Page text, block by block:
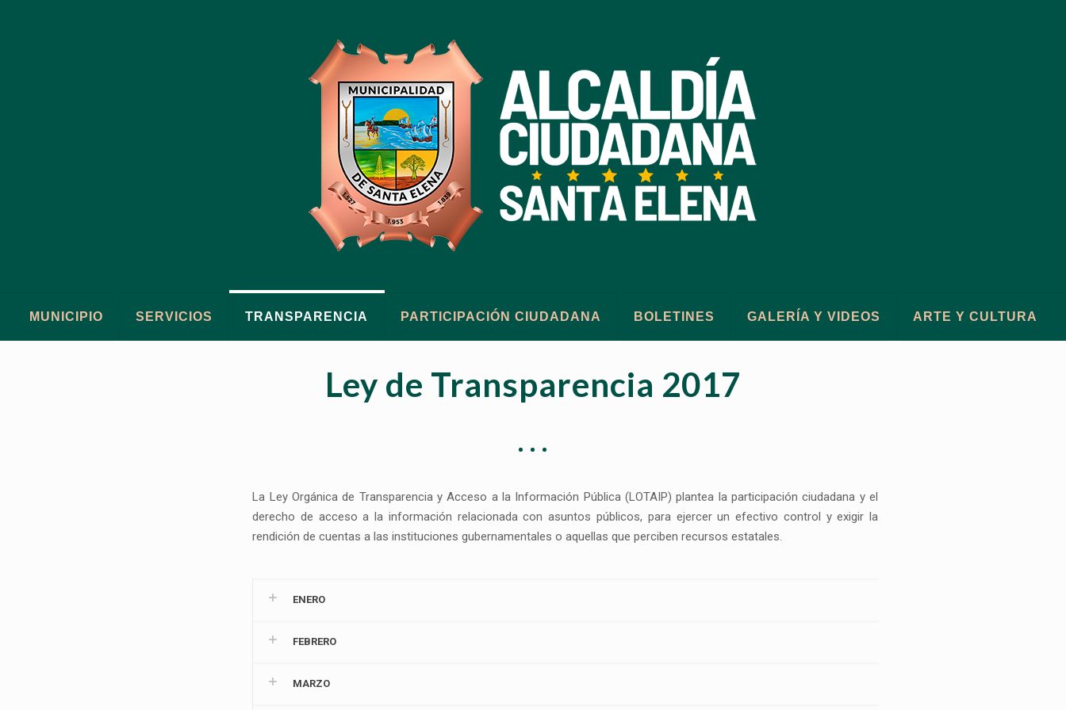
MUNICIPIO SERVICIOS TRANSPARENCIA PARTICIPACIÓN CIUDADANA BOLETINES GALERÍA Y VIDEOS ARTE Y CULTURA
Ley de Transparencia 2017
​La Ley Orgánica de Transparencia y Acceso a la Información Pública (LOTAIP) plantea la participación ciudadana y el
derecho de acceso a la información relacionada con asuntos públicos, para ejercer un efectivo control y exigir la
rendición de cuentas a las instituciones gubernamentales o aquellas que perciben recursos estatales.
ENERO
FEBRERO
MARZO